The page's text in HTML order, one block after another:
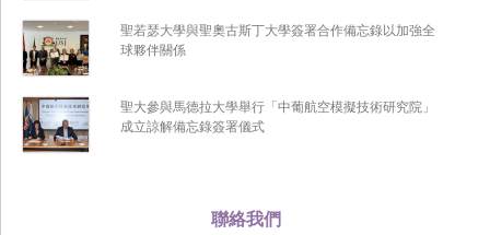
聯絡我們
聖若瑟大學與聖奧古斯丁大學簽署合作備忘錄以加強全
球夥伴關係
聖大參與馬德拉大學舉行「中葡航空模擬技術研究院」
成立諒解備忘錄簽署儀式